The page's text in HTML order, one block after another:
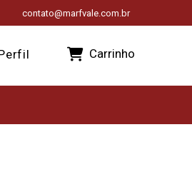
contato@marfvale.com.br
Carrinho